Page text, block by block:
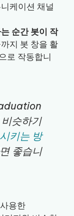
케이션 채널
순간 봇이 작
지 봇 창을 활
로 작동합니
슷하기
키는 방
좋습니
용한